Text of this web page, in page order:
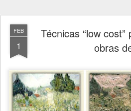
FEB
1
Técnicas “low
obras